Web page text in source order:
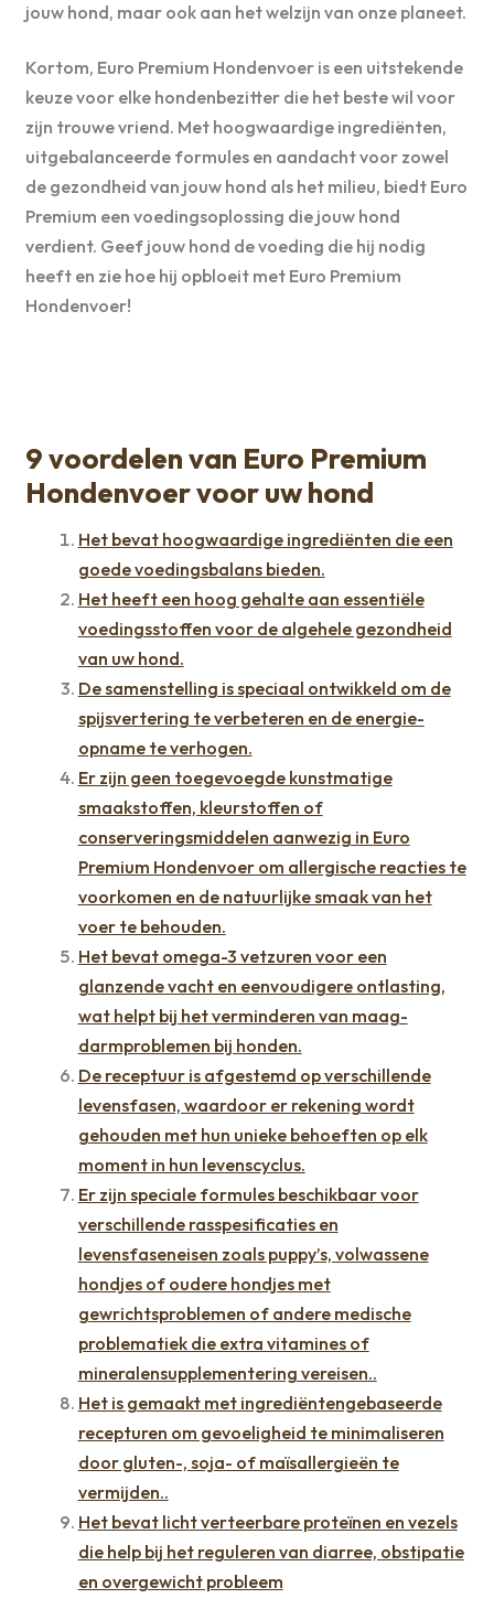
jouw hond, maar ook aan het welzijn van onze planeet.
Kortom, Euro Premium Hondenvoer is een uitstekende
keuze voor elke hondenbezitter die het beste wil voor
zijn trouwe vriend. Met hoogwaardige ingrediënten,
uitgebalanceerde formules en aandacht voor zowel
de gezondheid van jouw hond als het milieu, biedt Euro
Premium een voedingsoplossing die jouw hond
verdient. Geef jouw hond de voeding die hij nodig
heeft en zie hoe hij opbloeit met Euro Premium
Hondenvoer!
9 voordelen van Euro Premium
Hondenvoer voor uw hond
Het bevat hoogwaardige ingrediënten die een
goede voedingsbalans bieden.
Het heeft een hoog gehalte aan essentiële
voedingsstoffen voor de algehele gezondheid
van uw hond.
De samenstelling is speciaal ontwikkeld om de
spijsvertering te verbeteren en de energie-
opname te verhogen.
Er zijn geen toegevoegde kunstmatige
smaakstoffen, kleurstoffen of
conserveringsmiddelen aanwezig in Euro
Premium Hondenvoer om allergische reacties te
voorkomen en de natuurlijke smaak van het
voer te behouden.
Het bevat omega-3 vetzuren voor een
glanzende vacht en eenvoudigere ontlasting,
wat helpt bij het verminderen van maag-
darmproblemen bij honden.
De receptuur is afgestemd op verschillende
levensfasen, waardoor er rekening wordt
gehouden met hun unieke behoeften op elk
moment in hun levenscyclus.
Er zijn speciale formules beschikbaar voor
verschillende rasspesificaties en
levensfaseneisen zoals puppy’s, volwassene
hondjes of oudere hondjes met
gewrichtsproblemen of andere medische
problematiek die extra vitamines of
mineralensupplementering vereisen..
Het is gemaakt met ingrediëntengebaseerde
recepturen om gevoeligheid te minimaliseren
door gluten-, soja- of maïsallergieën te
vermijden..
Het bevat licht verteerbare proteïnen en vezels
die help bij het reguleren van diarree, obstipatie
en overgewicht probleem